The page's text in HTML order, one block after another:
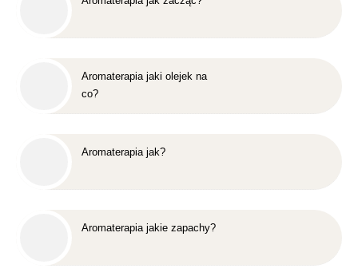
Aromaterapia jaki olejek na
co?
Aromaterapia jak?
Aromaterapia jakie zapachy?